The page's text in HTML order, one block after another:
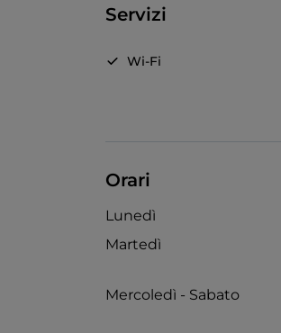
Servizi
Wi-Fi
Orari
Lunedì
Martedì
Mercoledì - Sabato